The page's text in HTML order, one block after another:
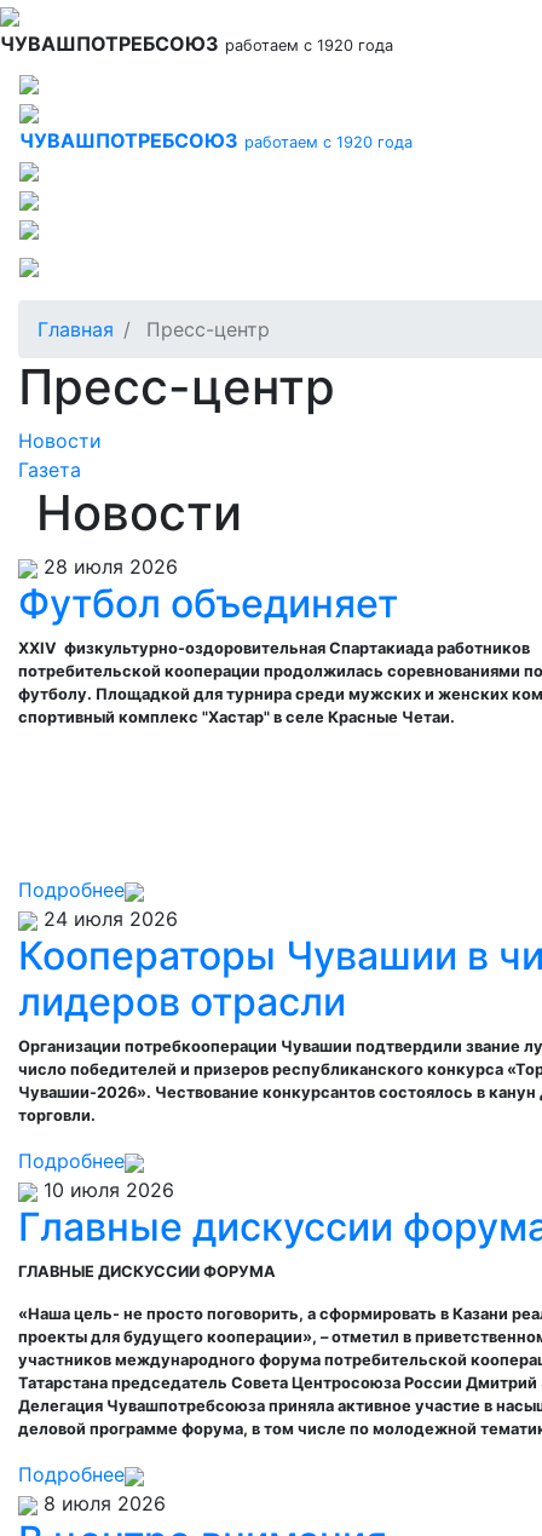
Перейти
к
основному
содержанию
ЧУВАШПОТРЕБСОЮЗ работаем с 1920 года
ЧУВАШПОТРЕБСОЮЗ работаем с 1920 года
Главная Пресс-центр
Пресс-центр
Новости
Газета
Новости
28 июля 2026
Футбол объединяет
XXIV физкультурно-оздоровительная Спартакиада работников
потребительской кооперации продолжилась соревнованиями
футболу. Площадкой для турнира среди мужских и женских
спортивный комплекс "Хастар" в селе Красные Четаи.
Подробнее
24 июля 2026
Кооператоры Чувашии в
лидеров отрасли
Организации потребкооперации Чувашии подтвердили звание
число победителей и призеров республиканского конкурса
Чувашии-2026». Чествование конкурсантов состоялось в канун
торговли.
Подробнее
10 июля 2026
Главные дискуссии
ГЛАВНЫЕ ДИСКУССИИ ФОРУМА
«Наша цель- не просто поговорить, а сформировать в Казани
проекты для будущего кооперации», – отметил в
участников международного форума потребительской
Татарстана председатель Совета Центросоюза России Дмитрий
Делегация Чувашпотребсоюза приняла активное участие в
деловой программе форума, в том числе по молодежной
Подробнее
8 июля 2026